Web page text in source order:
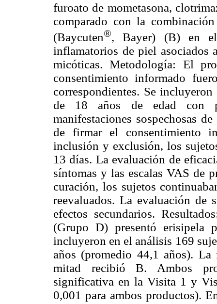
furoato de mometasona,
comparado con la
(Baycuten®, Bayer) (B) en el
inflamatorios de piel asociados
micóticas. Metodología: El
consentimiento informado
correspondientes. Se
de 18 años de edad con
manifestaciones sospechosas
de firmar el consentimiento
inclusión y exclusión, los
13 días. La evaluación de
síntomas y las escalas VAS de
curación, los sujetos
reevaluados. La evaluación de
efectos secundarios.
(Grupo D) presentó erisipela
incluyeron en el análisis 169
años (promedio 44,1 años).
mitad recibió B. Ambos
significativa en la Visita 1 y
0,001 para ambos productos).